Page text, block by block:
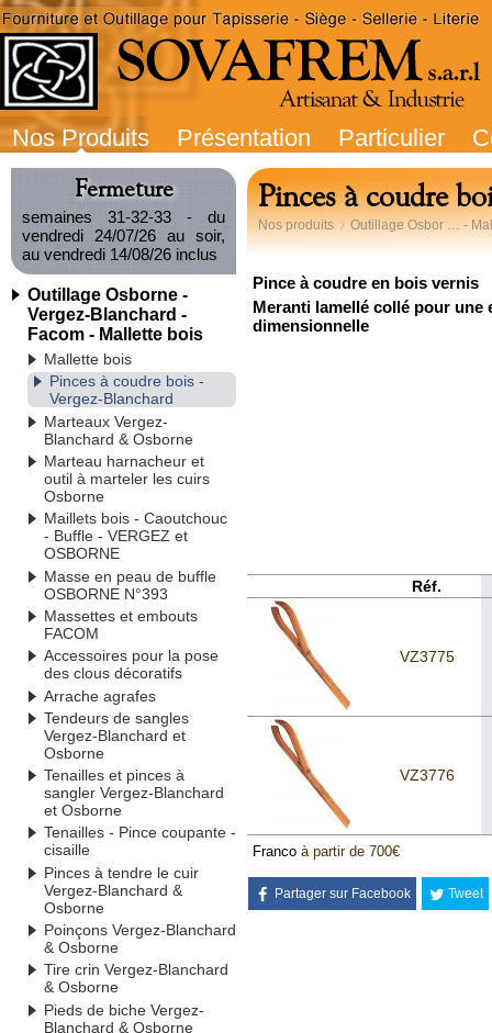
Nos Produits Présentation Particulier
Fermeture
semaines 31-32-33 - du
vendredi 24/07/26 au soir,
au vendredi 14/08/26 inclus
Outillage Osborne -
Vergez-Blanchard -
Facom - Mallette bois
Mallette bois
Pinces à coudre bois -
Vergez-Blanchard
Marteaux Vergez-
Blanchard & Osborne
Marteau harnacheur et
outil à marteler les cuirs
Osborne
Maillets bois - Caoutchouc
- Buffle - VERGEZ et
OSBORNE
Masse en peau de buffle
OSBORNE N°393
Massettes et embouts
FACOM
Accessoires pour la pose
des clous décoratifs
Arrache agrafes
Tendeurs de sangles
Vergez-Blanchard et
Osborne
Tenailles et pinces à
sangler Vergez-Blanchard
et Osborne
Tenailles - Pince coupante -
cisaille
Pinces à tendre le cuir
Vergez-Blanchard &
Osborne
Poinçons Vergez-Blanchard
& Osborne
Tire crin Vergez-Blanchard
& Osborne
Pieds de biche Vergez-
Blanchard & Osborne
Pinces à coudre
Nos produits Outillage Osbor … -
Pince à coudre en bois vernis
Meranti lamellé collé pour une
dimensionnelle
Réf.
VZ3775
VZ3776
Franco à partir de 700€
Partager sur Facebook Tweet